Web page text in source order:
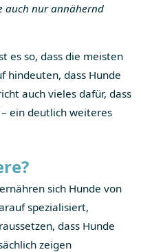
auch nur annähernd
es so, dass die meisten
hindeuten, dass Hunde
auch vieles dafür, dass
ein deutlich weiteres
sich Hunde von
spezialisiert,
dass Hunde
zeigen